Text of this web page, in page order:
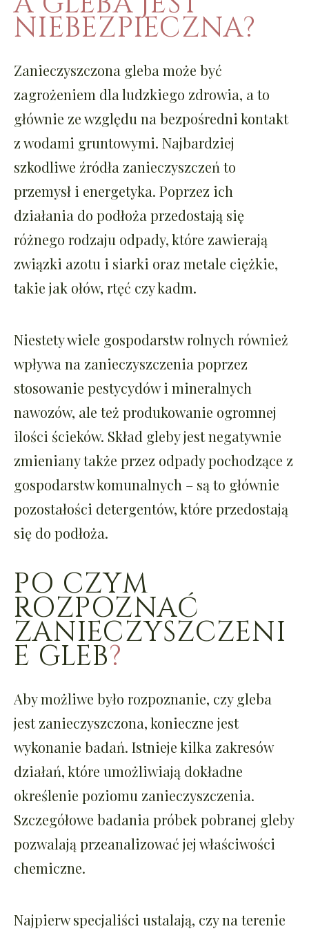
NIEBEZPIECZNA?
Zanieczyszczona gleba może być
zagrożeniem dla ludzkiego zdrowia, a to
głównie ze względu na bezpośredni kontakt
z wodami gruntowymi. Najbardziej
szkodliwe źródła zanieczyszczeń to
przemysł i energetyka. Poprzez ich
działania do podłoża przedostają się
różnego rodzaju odpady, które zawierają
związki azotu i siarki oraz metale ciężkie,
takie jak ołów, rtęć czy kadm.
Niestety wiele gospodarstw rolnych również
wpływa na zanieczyszczenia poprzez
stosowanie pestycydów i mineralnych
nawozów, ale też produkowanie ogromnej
ilości ścieków. Skład gleby jest negatywnie
zmieniany także przez odpady pochodzące z
gospodarstw komunalnych – są to głównie
pozostałości detergentów, które przedostają
się do podłoża.
PO CZYM
ROZPOZNAĆ
ZANIECZYSZCZENI
E GLEB?
Aby możliwe było rozpoznanie, czy gleba
jest zanieczyszczona, konieczne jest
wykonanie badań. Istnieje kilka zakresów
działań, które umożliwiają dokładne
określenie poziomu zanieczyszczenia.
Szczegółowe badania próbek pobranej gleby
pozwalają przeanalizować jej właściwości
chemiczne.
Najpierw specjaliści ustalają, czy na terenie